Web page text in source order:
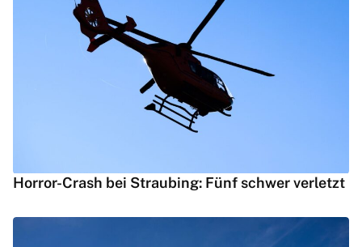
Horror-Crash bei Straubing: Fünf schwer verletzt